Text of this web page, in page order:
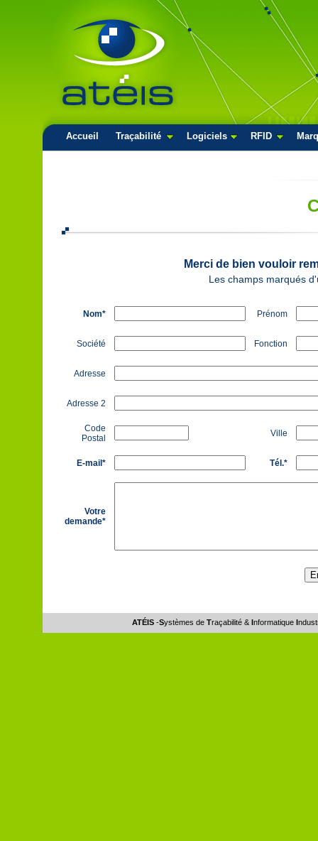
Accueil Traçabilité Logiciels RFID
Merci de bien vouloir
Les champs marqués
Nom* Prénom
Société Fonction
Adresse
Adresse 2
Code
Postal
Ville
E-mail* Tél.*
Votre
demande*
ATÉIS-Systèmes de Traçabilité & Informatique I